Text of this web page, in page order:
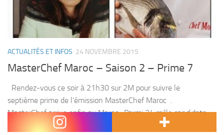
ACTUALITÉS ET INFOS 24 NOVEMBRE 2015
MasterChef Maroc – Saison 2 – Prime 7
Rendez-vous ce soir à 21h30 sur 2M pour suivre le
septième prime de l’émission MasterChef Maroc .
MasterChef arrive enfin au Maroc , Parmi 24 mille candidats
inscrits, 15 participent et s’affrontent pour...